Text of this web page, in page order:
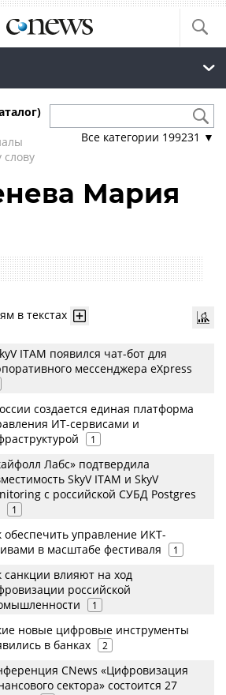
Все категории 199231 ▼
Мария
в текстах
ITAM появился чат-бот для
мессенджера eXpress
создается единая платформа
ИТ-сервисами и
1
Лабс» подтвердила
SkyV ITAM и SkyV
с российской СУБД Postgres
1
обеспечить управление ИКТ-
в масштабе фестиваля
1
санкции влияют на ход
российской
1
новые цифровые инструменты
в банках
2
CNews «Цифровизация
сектора» состоится 27